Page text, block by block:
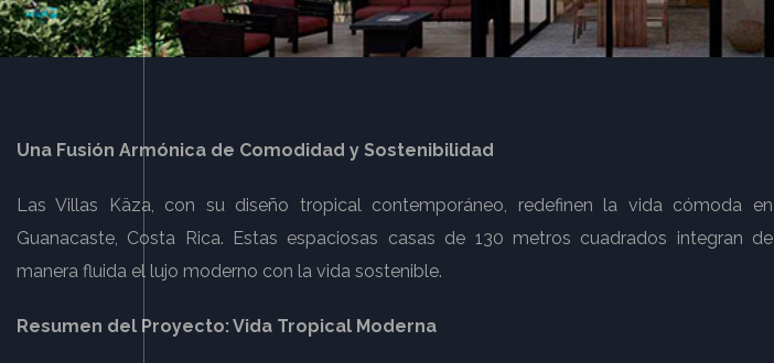
Una Fusión Armónica de Comodidad y Sostenibilidad
Las Villas Käza, con su diseño tropical contemporáneo, redefinen la vida cómoda en
Guanacaste, Costa Rica. Estas espaciosas casas de 130 metros cuadrados integran de
manera fluida el lujo moderno con la vida sostenible.
Resumen del Proyecto: Vida Tropical Moderna